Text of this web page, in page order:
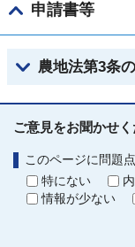
申請書等
農地法第3条
ご意見をお聞かせく
このページに問題
特にない
情報が少ない